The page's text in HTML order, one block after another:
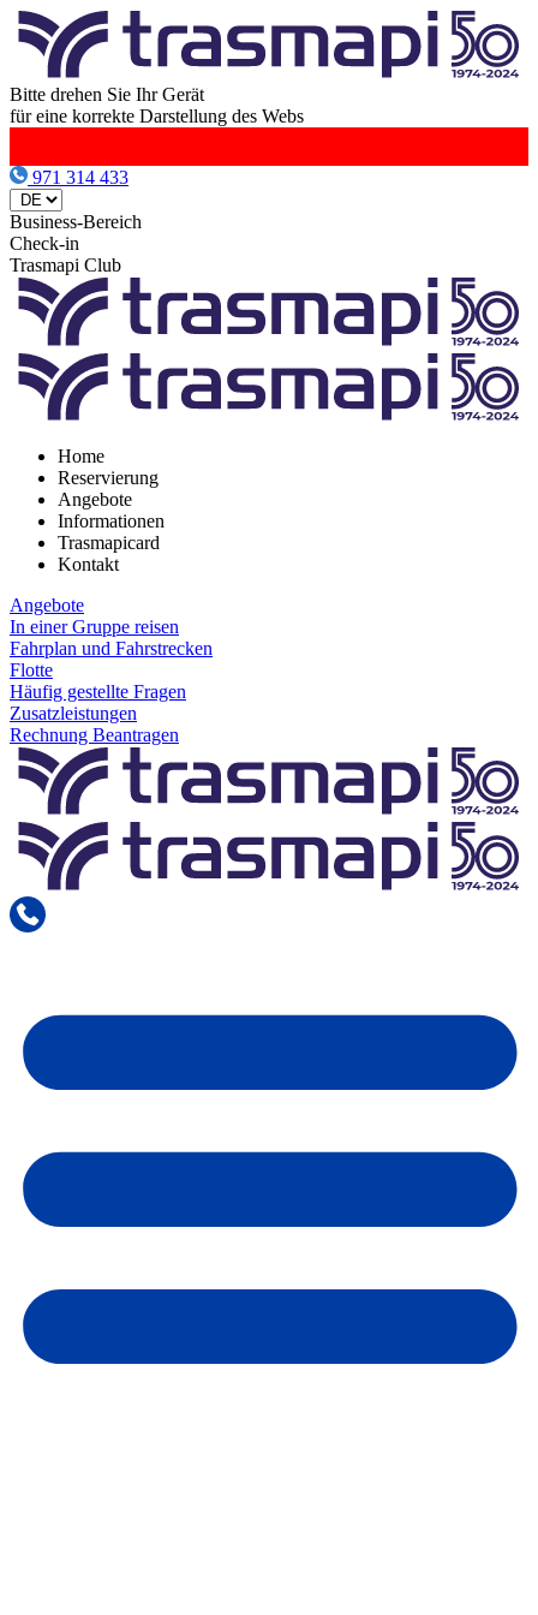
Bitte drehen Sie Ihr Gerät
für eine korrekte Darstellung des Webs
971 314 433
Business-Bereich
Check-in
Trasmapi Club
Home
Reservierung
Angebote
Informationen
Trasmapicard
Kontakt
Angebote
In einer Gruppe reisen
Fahrplan und Fahrstrecken
Flotte
Häufig gestellte Fragen
Zusatzleistungen
Rechnung Beantragen